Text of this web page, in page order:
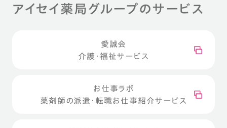
アイセイ薬局グループのサービス
愛誠会
介護・福祉サービス
お仕事ラボ
薬剤師の派遣・転職お仕事紹介サービス